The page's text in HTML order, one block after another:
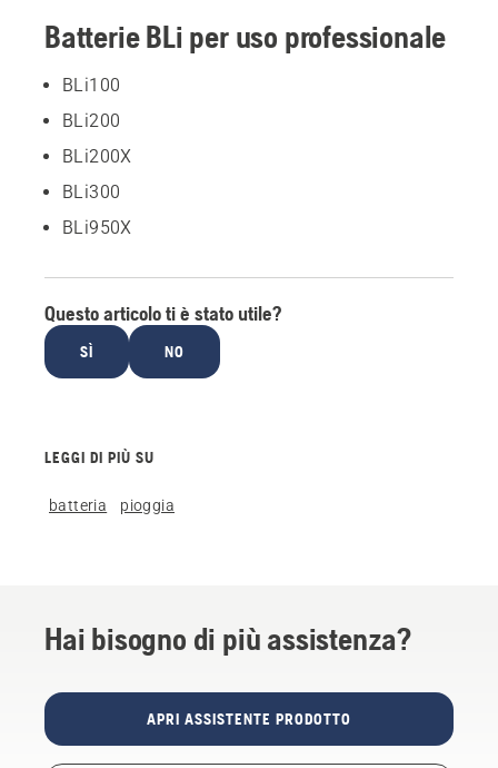
Batterie BLi per uso professionale
BLi100
BLi200
BLi200X
BLi300
BLi950X
Questo articolo ti è stato utile?
SÌ NO
LEGGI DI PIÙ SU
batteria pioggia
Hai bisogno di più assistenza?
APRI ASSISTENTE PRODOTTO